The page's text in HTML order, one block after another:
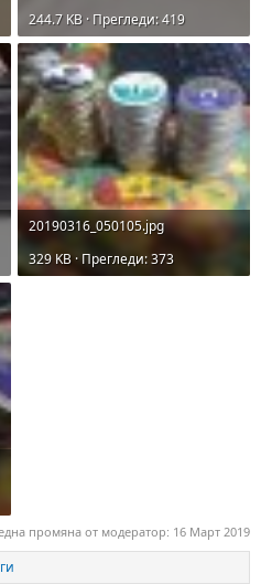
244.7 KB · Прегледи: 419
20190316_050105.jpg
329 KB · Прегледи: 373
промяна от модератор: 16 Март 2019